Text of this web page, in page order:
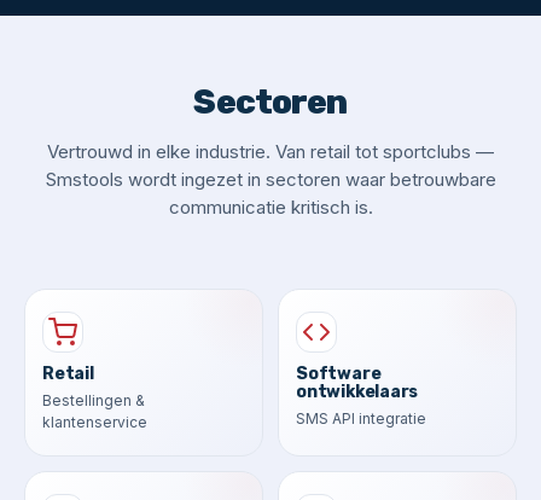
Sectoren
Vertrouwd in elke industrie. Van retail tot sportclubs —
Smstools wordt ingezet in sectoren waar betrouwbare
communicatie kritisch is.
Retail
Bestellingen &
klantenservice
Software
ontwikkelaars
SMS API integratie